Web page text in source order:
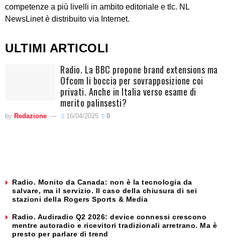
competenze a più livelli in ambito editoriale e tlc. NL
NewsLinet è distribuito via Internet.
ULTIMI ARTICOLI
Radio. La BBC propone brand extensions ma
Ofcom li boccia per sovrapposizione coi
privati. Anche in Italia verso esame di
merito palinsesti?
by Redazione 16/04/2025 0
Radio. Monito da Canada: non è la tecnologia da
salvare, ma il servizio. Il caso della chiusura di sei
stazioni della Rogers Sports & Media
Radio. Audiradio Q2 2026: device connessi crescono
mentre autoradio e ricevitori tradizionali arretrano. Ma è
presto per parlare di trend